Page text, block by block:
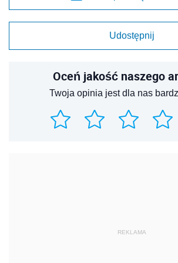
Udostępnij
Oceń jakość naszego
Twoja opinia jest dla nas
REKLAMA